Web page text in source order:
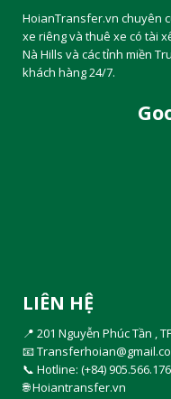
HoianTransfer.vn chuyên
xe riêng và thuê xe có tài
Nà Hills và các tỉnh miền
khách hàng 24/7.
LIÊN HỆ
📍 201 Nguyễn Phúc Tần ,
📧
📞 Hotline: (+84) 905.566.176
🌐Hoiantransfer.vn